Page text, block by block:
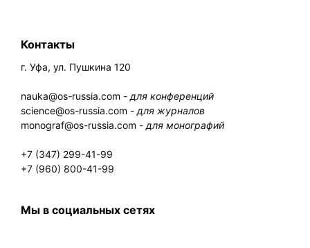
Контакты
г. Уфа, ул. Пушкина 120
nauka@os-russia.com - для конференций
science@os-russia.com - для журналов
monograf@os-russia.com - для монографий
+7 (347) 299-41-99
+7 (960) 800-41-99
Мы в социальных сетях